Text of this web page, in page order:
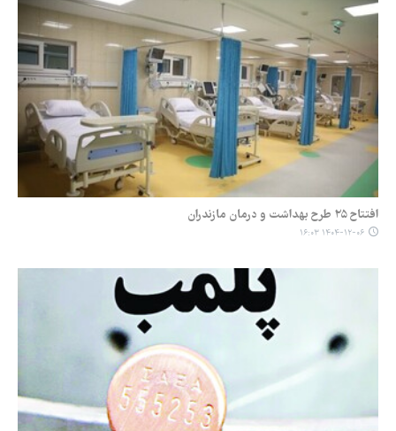
افتتاح ۲۵ طرح بهداشت و درمان مازندران
۱۴۰۴-۱۲-۰۶ ۱۶:۰۳